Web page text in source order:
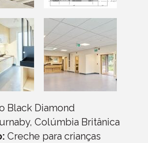
Black Diamond
Colúmbia Britânica
Creche para crianças